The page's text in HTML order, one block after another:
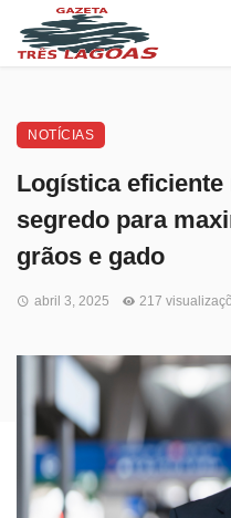
NOTÍCIAS
Logística
segredo para
grãos e gado
abril 3, 2025 217